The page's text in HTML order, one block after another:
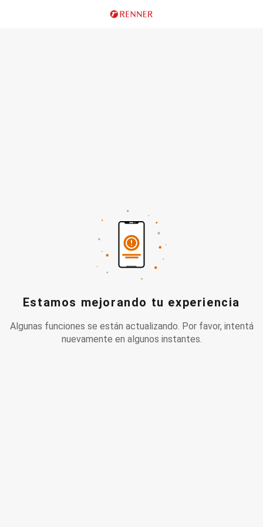
Estamos mejorando tu experiencia
Algunas funciones se están actualizando. Por favor, intentá
nuevamente en algunos instantes.